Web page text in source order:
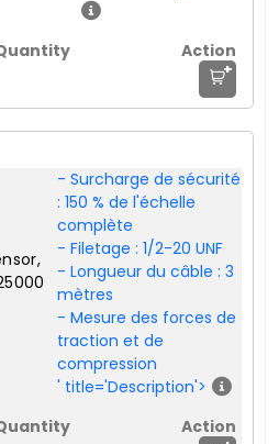
+
- Surcharge de sécurité
: 150 % de l'échelle
complète
- Filetage : 1/2-20 UNF
- Longueur du câble : 3
mètres
- Mesure des forces de
traction et de
compression
' title='Description'>